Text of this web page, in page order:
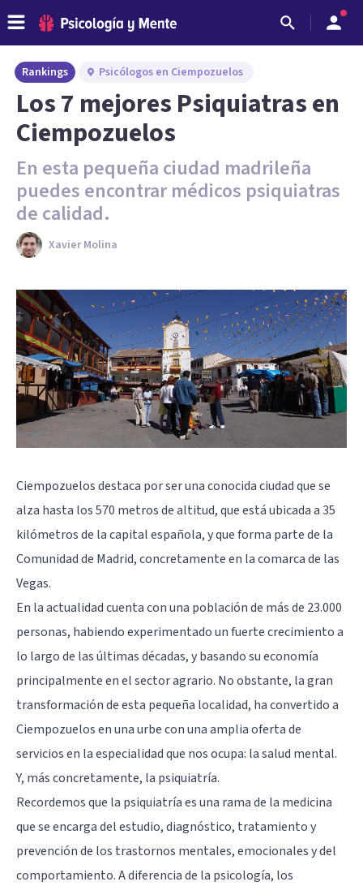
Rankings Psicólogos en Ciempozuelos
Los 7 mejores Psiquiatras en
Ciempozuelos
En esta pequeña ciudad madrileña
puedes encontrar médicos psiquiatras
de calidad.
Xavier Molina
Ciempozuelos destaca por ser una conocida ciudad que se
alza hasta los 570 metros de altitud, que está ubicada a 35
kilómetros de la capital española, y que forma parte de la
Comunidad de Madrid, concretamente en la comarca de las
Vegas.
En la actualidad cuenta con una población de más de 23.000
personas, habiendo experimentado un fuerte crecimiento a
lo largo de las últimas décadas, y basando su economía
principalmente en el sector agrario. No obstante, la gran
transformación de esta pequeña localidad, ha convertido a
Ciempozuelos en una urbe con una amplia oferta de
servicios en la especialidad que nos ocupa: la salud mental.
Y, más concretamente, la psiquiatría.
Recordemos que la psiquiatría es una rama de la medicina
que se encarga del estudio, diagnóstico, tratamiento y
prevención de los trastornos mentales, emocionales y del
comportamiento. A diferencia de la psicología, los